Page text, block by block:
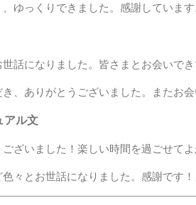
、ゆっくりできました。感謝しています
世話になりました。皆さまとお会いで
き、ありがとうございました。またお
アル文
ございました！楽しい時間を過ごせてよ
色々とお世話になりました。感謝です！